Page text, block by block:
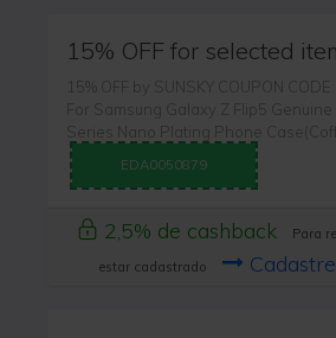
15% OFF for selected
15% OFF by SUNSKY COUPON
For Samsung Galaxy Z Flip5
Series Nano Plating Phone
EDA0050879
2,5% de cashback
Para
estar cadastrado